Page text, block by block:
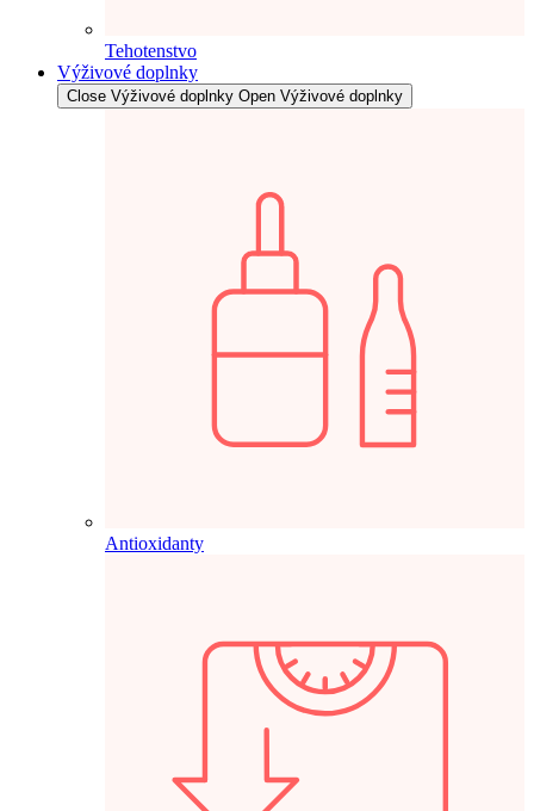
Tehotenstvo
Výživové doplnky
Close Výživové doplnky Open Výživové doplnky
Antioxidanty